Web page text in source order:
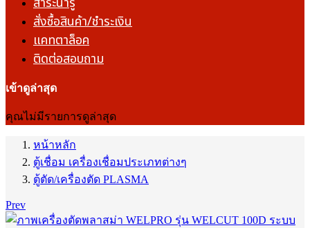
สั่งซื้อสินค้า/ชำระเงิน
แคทตาล็อค
ติดต่อสอบถาม
เข้าดูล่าสุด
คุณไม่มีรายการดูล่าสุด
หน้าหลัก
ตู้เชื่อม เครื่องเชื่อมประเภทต่างๆ
ตู้ตัด/เครื่องตัด PLASMA
Prev